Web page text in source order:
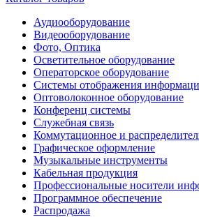
Аудиооборудование
Видеооборудование
Фото, Оптика
Осветительное оборудование
Операторское оборудование
Системы отображения
Оптоволоконное оборудование
Конференц системы
Служебная связь
Коммутационное и
Графическое оформление
Музыкальные инструменты
Кабельная продукция
Профессиональные носители
Программное обеспечение
Распродажа